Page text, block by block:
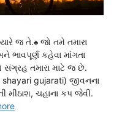
જ તે.♠ જો તમે તમારા
કહેવા માંગતા
તમારા માટે જ છે.
gujarati) જીવનના
મીઠાશ, ચહાના કપ જેવી.